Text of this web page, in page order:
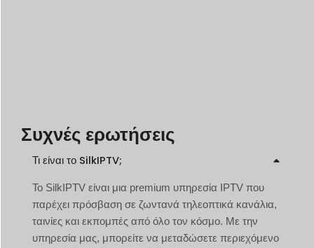
Συχνές ερωτήσεις
Τι είναι το SilkIPTV;
Το SilkIPTV είναι μια premium υπηρεσία IPTV που
παρέχει πρόσβαση σε ζωντανά τηλεοπτικά κανάλια,
ταινίες και εκπομπές από όλο τον κόσμο. Με την
υπηρεσία μας, μπορείτε να μεταδώσετε περιεχόμενο